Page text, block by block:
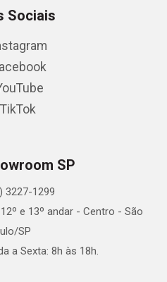
Sociais
TikTok
SP
3227-1299
e 13º andar - Centro - São
SP
a Sexta: 8h às 18h.